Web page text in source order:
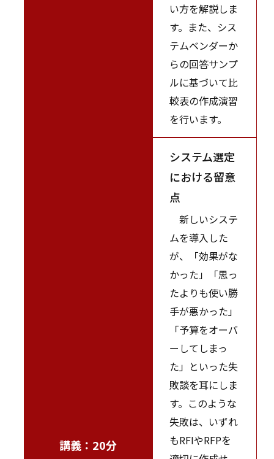
い方を解説しま
す。また、シス
テムベンダーか
らの回答サンプ
ルに基づいて比
較表の作成演習
を行います。
講義：20分
システム選定
における留意
点
新しいシステ
ムを導入した
が、「効果がな
かった」「思っ
たよりも使い勝
手が悪かった」
「予算をオーバ
ーしてしまっ
た」といった失
敗談を耳にしま
す。このような
失敗は、いずれ
もRFIやRFPを